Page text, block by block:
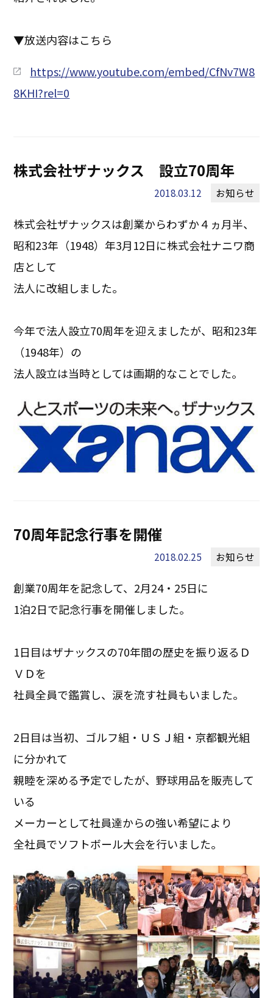
▼放送内容はこちら
https://www.youtube.com/embed/CfNv7W8
8KHI?rel=0
株式会社ザナックス 設立70周年
2018.03.12 お知らせ
株式会社ザナックスは創業からわずか４ヵ月半、
昭和23年（1948）年3月12日に株式会社ナニワ商
店として
法人に改組しました。
今年で法人設立70周年を迎えましたが、昭和23年
（1948年）の
法人設立は当時としては画期的なことでした。
70周年記念行事を開催
2018.02.25 お知らせ
創業70周年を記念して、2月24・25日に
1泊2日で記念行事を開催しました。
1日目はザナックスの70年間の歴史を振り返るＤ
ＶＤを
社員全員で鑑賞し、涙を流す社員もいました。
2日目は当初、ゴルフ組・ＵＳＪ組・京都観光組
に分かれて
親睦を深める予定でしたが、野球用品を販売して
いる
メーカーとして社員達からの強い希望により
全社員でソフトボール大会を行いました。